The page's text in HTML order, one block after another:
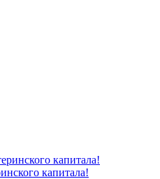
капитала!